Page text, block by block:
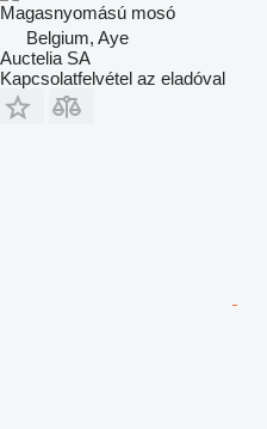
Magasnyomású mosó
Belgium, Aye
Auctelia SA
Kapcsolatfelvétel az eladóval